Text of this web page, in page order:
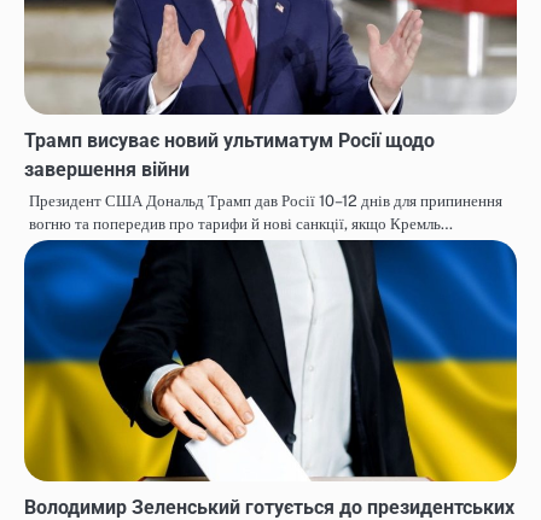
Трамп висуває новий ультиматум Росії щодо
завершення війни
Президент США Дональд Трамп дав Росії 10–12 днів для припинення
вогню та попередив про тарифи й нові санкції, якщо Кремль…
Володимир Зеленський готується до президентських